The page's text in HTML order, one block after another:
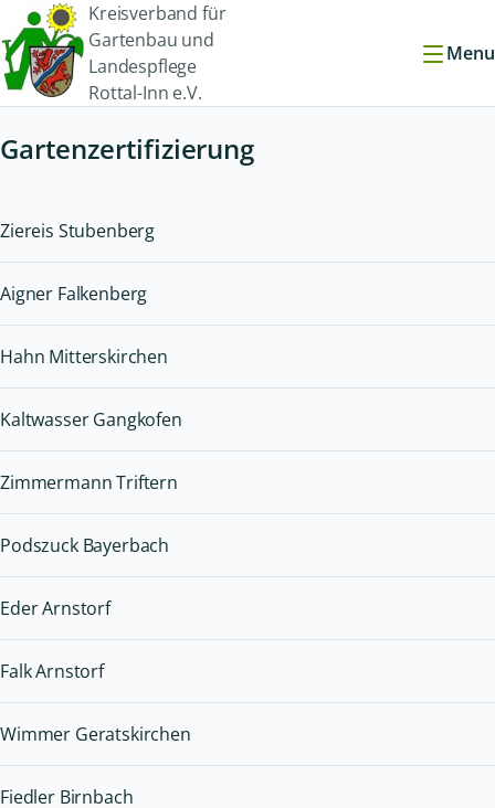
Kreisverband für
Gartenbau und
Landespflege
Rottal-Inn e.V.
Menu
Gartenzertifizierung
Ziereis Stubenberg
Aigner Falkenberg
Hahn Mitterskirchen
Kaltwasser Gangkofen
Zimmermann Triftern
Podszuck Bayerbach
Eder Arnstorf
Falk Arnstorf
Wimmer Geratskirchen
Fiedler Birnbach